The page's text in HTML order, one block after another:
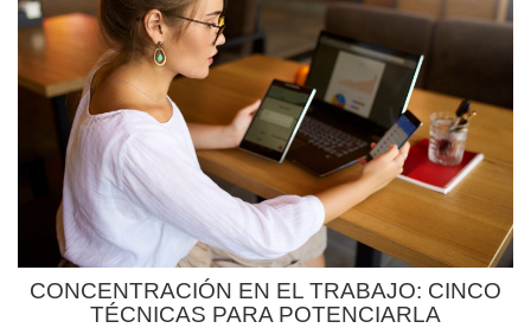
CONCENTRACIÓN EN EL TRABAJO: CINCO
TÉCNICAS PARA POTENCIARLA